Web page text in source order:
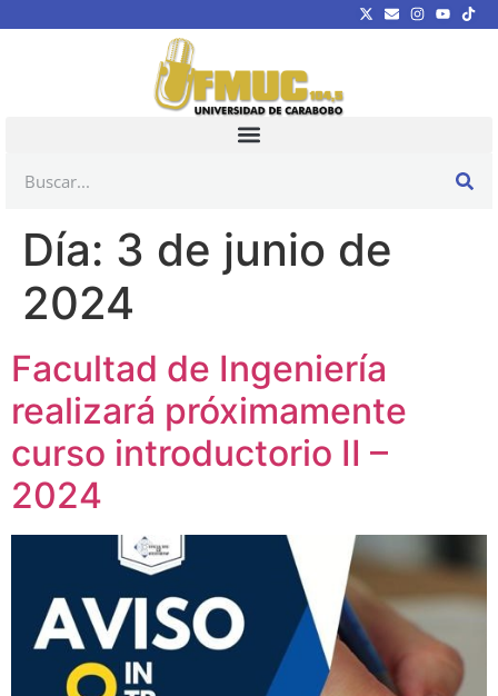
Día: 3 de junio de
2024
Facultad de Ingeniería
realizará próximamente
curso introductorio II –
2024